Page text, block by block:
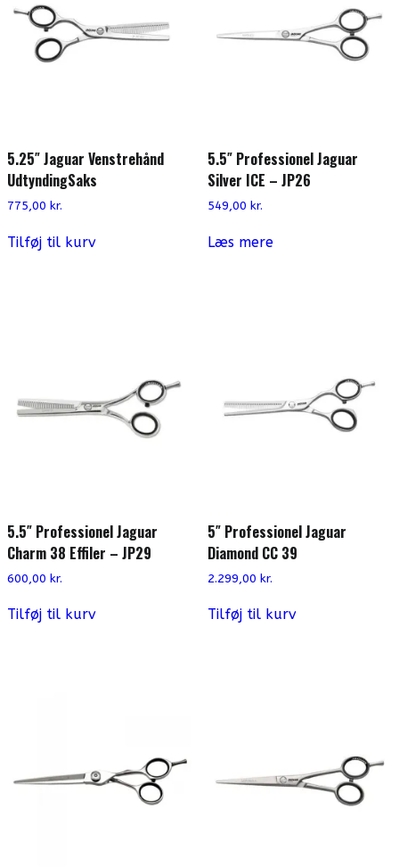
5.25″ Jaguar Venstrehånd
UdtyndingSaks
775,00 kr.
Tilføj til kurv
5.5″ Professionel Jaguar
Silver ICE – JP26
549,00 kr.
Læs mere
5.5″ Professionel Jaguar
Charm 38 Effiler – JP29
600,00 kr.
Tilføj til kurv
5″ Professionel Jaguar
Diamond CC 39
2.299,00 kr.
Tilføj til kurv